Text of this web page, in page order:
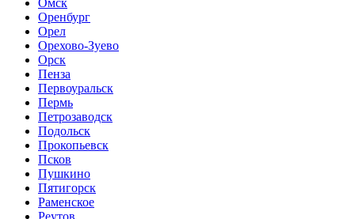
Оренбург
Орел
Орехово-Зуево
Орск
Пенза
Первоуральск
Пермь
Петрозаводск
Подольск
Прокопьевск
Псков
Пушкино
Пятигорск
Раменское
Реутов